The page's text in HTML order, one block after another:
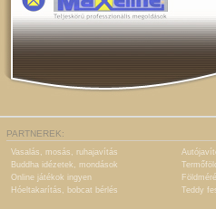
PARTNEREK:
Vasalás, mosás, ruhajavítás
Buddha idézetek, mondások
Online játékok ingyen
Hóeltakarítás, bobcat bérlés
Teddy